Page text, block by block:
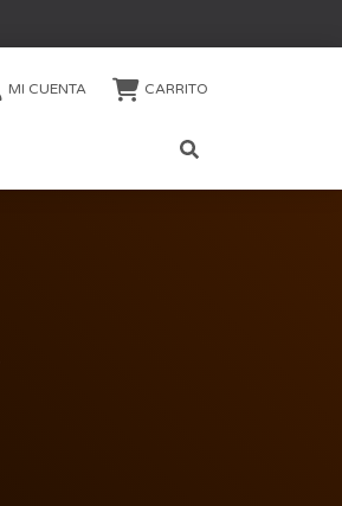
MI CUENTA CARRITO